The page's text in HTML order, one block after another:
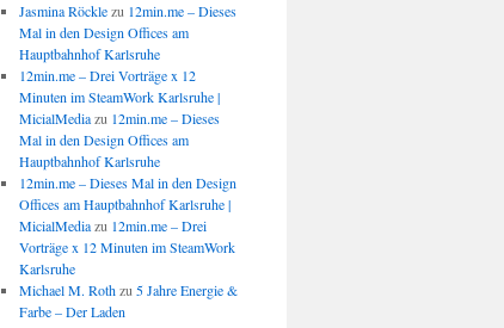
Jasmina Röcklezu 12min.me – Dieses
Mal in den Design Offices am
Hauptbahnhof Karlsruhe
12min.me – Drei Vorträge x 12
Minuten im SteamWork Karlsruhe |
MicialMediazu 12min.me – Dieses
Mal in den Design Offices am
Hauptbahnhof Karlsruhe
12min.me – Dieses Mal in den Design
Offices am Hauptbahnhof Karlsruhe |
MicialMediazu 12min.me – Drei
Vorträge x 12 Minuten im SteamWork
Karlsruhe
Michael M. Rothzu 5 Jahre Energie &
Farbe – Der Laden